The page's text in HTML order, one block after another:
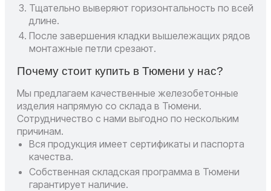
Тщательно выверяют горизонтальность по всей
длине.
После завершения кладки вышележащих рядов
монтажные петли срезают.
Почему стоит купить в Тюмени у нас?
Мы предлагаем качественные железобетонные
изделия напрямую со склада в Тюмени.
Сотрудничество с нами выгодно по нескольким
причинам.
Вся продукция имеет сертификаты и паспорта
качества.
Собственная складская программа в Тюмени
гарантирует наличие.